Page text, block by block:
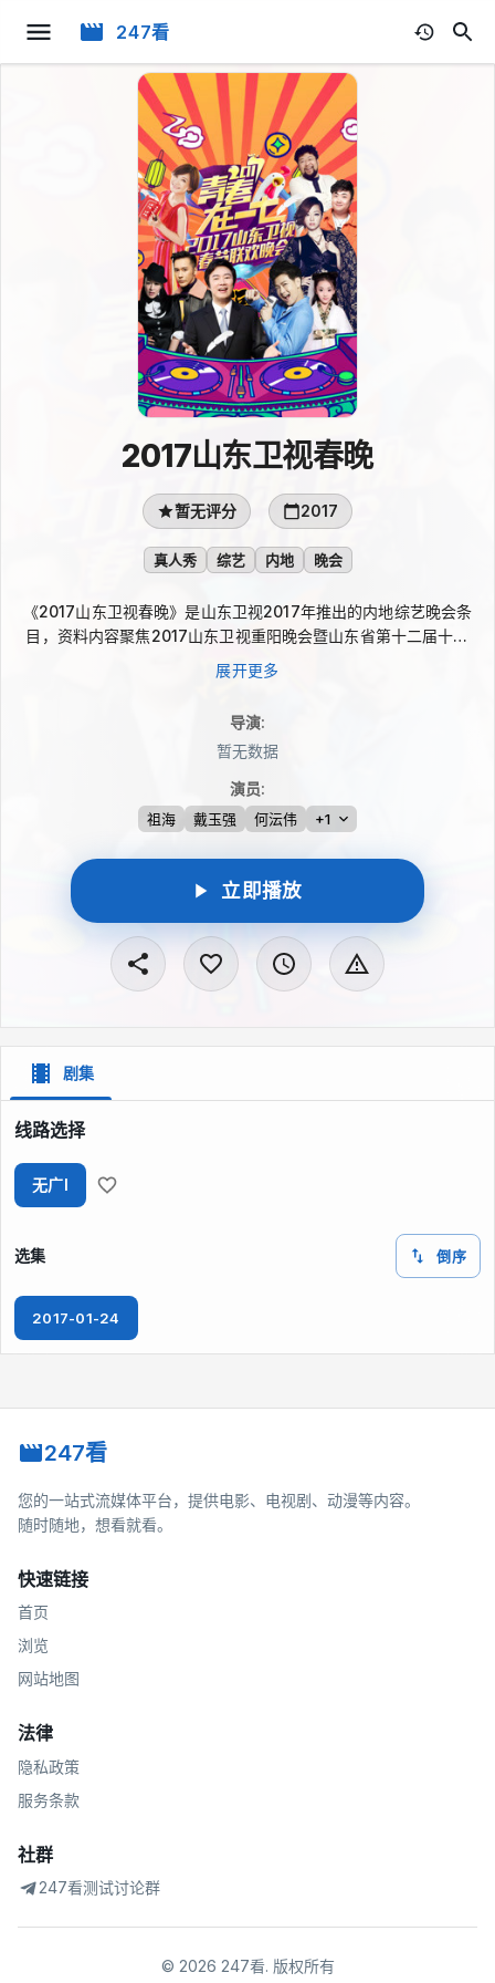
247看
2017山东卫视春晚
暂无评分 2017
真人秀 综艺 内地 晚会
《2017山东卫视春晚》是山东卫视2017年推出的内地综艺晚会条
目，资料内容聚焦2017山东卫视重阳晚会暨山东省第十二届十大
孝星颁奖典礼。节目于10月28日播出，祖海、戴玉强、何沄伟、
刘宸等嘉宾参与，用歌唱、表演与颁奖环节呈现温情主题。
展开更多
导演:
暂无数据
演员:
祖海 戴玉强 何沄伟 +1
立即播放
剧集
线路选择
无广I
选集 倒序
2017-01-24
247看
您的一站式流媒体平台，提供电影、电视剧、动漫等内容。
随时随地，想看就看。
快速链接
首页
浏览
网站地图
法律
隐私政策
服务条款
社群
247看测试讨论群
© 2026 247看. 版权所有